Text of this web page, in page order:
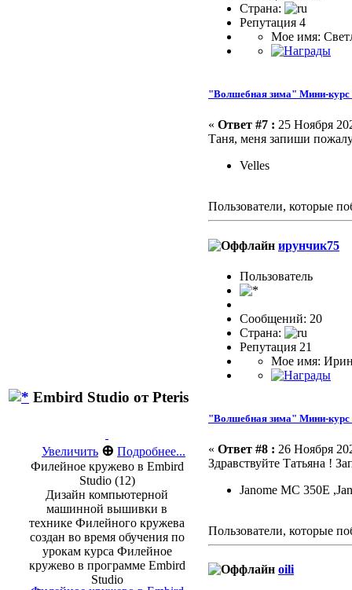
Embird Studio от Pteris
Увеличить ⊕ Подробнее...
Филейное кружево в Embird
Studio (12)
Дизайн компьютерной
машинной вышивки в
технике Филейного кружева
создан во время обучения по
урокам курса Филейное
кружево в программе Embird
Studio
Страна:
Репутация 4
Мое имя:
"Волшебная зима" Мини-курс
« Ответ #7 : 25 Ноября
Таня, меня запиши
Velles
Пользователи, которые
ирунчик75
Пользоватeль
Сообщений: 20
Страна:
Репутация 21
Мое имя:
"Волшебная зима" Мини-курс
« Ответ #8 : 26 Ноября
Здравствуйте Татьяна !
Janome MC 350E
Пользователи, которые
oili